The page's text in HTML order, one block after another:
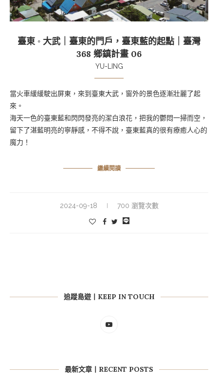
臺東 ◦ 大武｜臺東的門戶，臺東藍的起點｜臺灣
368 鄉鎮計畫 06
YU-LING
當火車緩緩駛出屏東，來到臺東大武，窗外的景色逐漸壯麗了起
來。
海天一色的臺東藍和閃閃發亮的潔白浪花，把我的鬱悶一掃而空，
留下了湛藍明亮的寧靜感，不得不說，臺東藍真的很有療癒人心的
魔力！
繼續閱讀
2024-09-18 700 瀏覽次數
追蹤島遊丨KEEP IN TOUCH
最新文章丨RECENT POSTS